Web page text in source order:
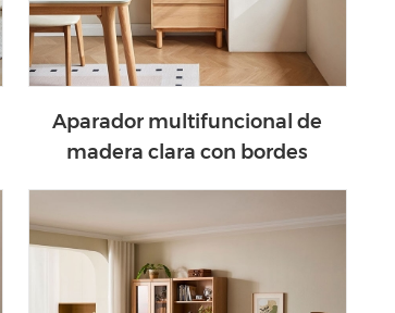
Aparador multifuncional de
madera clara con bordes